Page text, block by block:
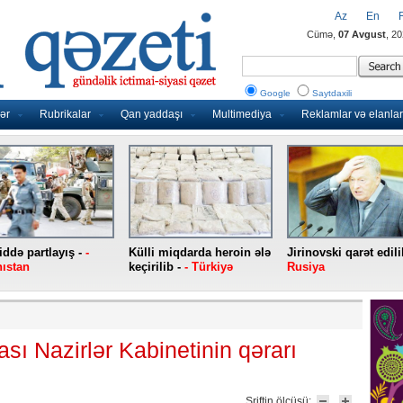
Rubrikalar Qan yaddaşı Multimediya Reklamlar və elanlar
Az En
Cümə, 07 Avgust ,
Google Saytdaxili
partlayış - -
Külli miqdarda heroin ələ
keçirilib - - Türkiyə
Jirinovski qarət
Rusiya
Nazirlər Kabinetinin qərarı